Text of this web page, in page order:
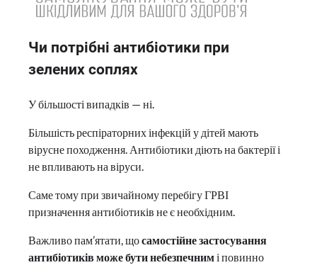
Чи потрібні антибіотики при
зелених соплях
У більшості випадків — ні.
Більшість респіраторних інфекцій у дітей мають
вірусне походження. Антибіотики діють на бактерії і
не впливають на віруси.
Саме тому при звичайному перебігу ГРВІ
призначення антибіотиків не є необхідним.
Важливо пам’ятати, щосамостійне застосування
антибіотиків може бути небезпечнимі повинно